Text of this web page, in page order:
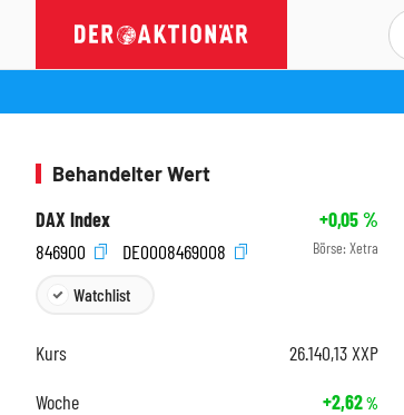
Behandelter Wert
DAX Index
+0,05%
846900
DE0008469008 Börse: Xetra
Watchlist
Kurs 26.140,13XXP
Woche
+2,62%